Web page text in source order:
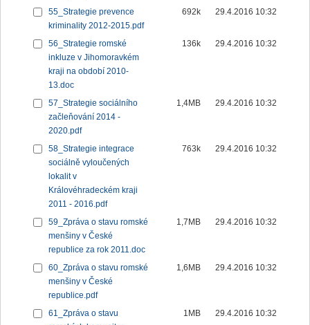
55_Strategie prevence
kriminality 2012-2015.pdf
692k 29.4.2016 10:32
56_Strategie romské
inkluze v Jihomoravkém
kraji na období 2010-
13.doc
136k 29.4.2016 10:32
57_Strategie sociálního
začleňování 2014 -
2020.pdf
1,4MB 29.4.2016 10:32
58_Strategie integrace
sociálně vyloučených
lokalit v
Královéhradeckém kraji
2011 - 2016.pdf
763k 29.4.2016 10:32
59_Zpráva o stavu romské
menšiny v České
republice za rok 2011.doc
1,7MB 29.4.2016 10:32
60_Zpráva o stavu romské
menšiny v České
republice.pdf
1,6MB 29.4.2016 10:32
61_Zpráva o stavu
1MB 29.4.2016 10:32